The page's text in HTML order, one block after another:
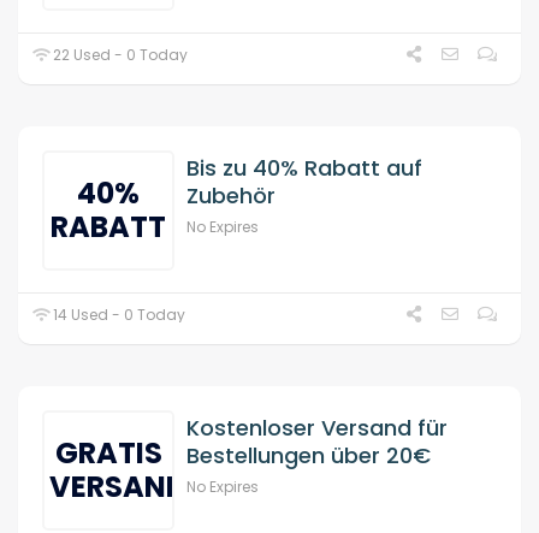
22 Used - 0 Today
40%
RABATT
Bis zu 40% Rabatt auf
Zubehör
No Expires
14 Used - 0 Today
GRATIS
VERSAND
Kostenloser Versand für
Bestellungen über 20€
No Expires